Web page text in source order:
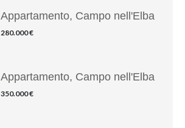
Appartamento, Campo nell'Elba
280.000 €
Appartamento, Campo nell'Elba
350.000 €